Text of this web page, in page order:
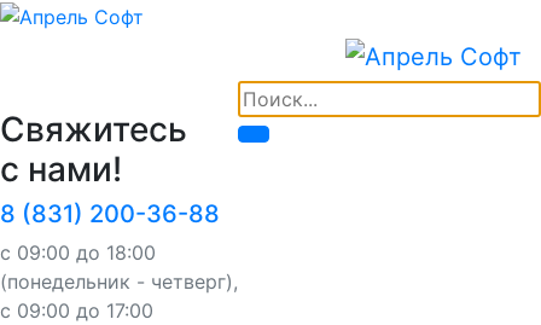
Свяжитесь
с нами!
8 (831) 200-36-88
с 09:00 до 18:00
(понедельник - четверг),
с 09:00 до 17:00